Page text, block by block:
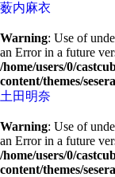
薮内麻衣
Warning: Use of
an Error in a future
/home/users/0/
content/themes/
土田明奈
Warning: Use of
an Error in a future
/home/users/0/
content/themes/